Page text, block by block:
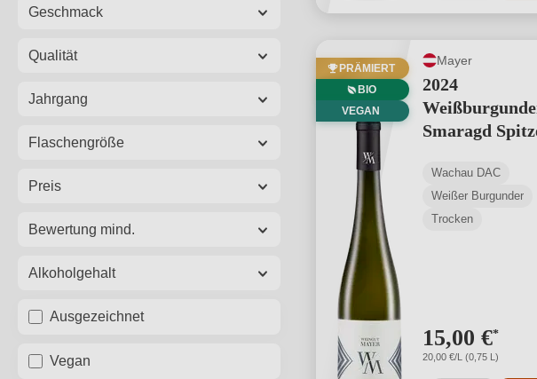
Geschmack
Qualität
Jahrgang
Flaschengröße
Preis
Bewertung mind.
Alkoholgehalt
Ausgezeichnet
Vegan
PRÄMIERT
BIO
VEGAN
Mayer
2024
Smaragd
Wachau DAC
Weißer Burgunder
Trocken
15,00 €*
20,00 €/L (0,75 L)